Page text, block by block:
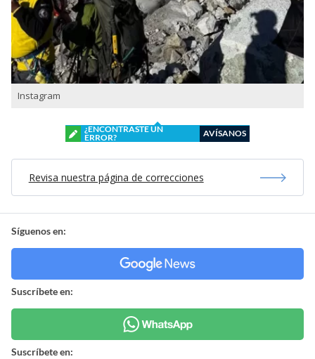
Instagram
¿ENCONTRASTE UN
ERROR?
AVÍSANOS
Revisa nuestra página de correcciones
Síguenos en:
Suscríbete en:
Suscríbete en: